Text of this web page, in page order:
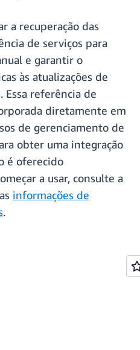
a recuperação das
de serviços para
e garantir o
às atualizações de
Essa referência de
diretamente em
de gerenciamento de
obter uma integração
é oferecido
a usar, consulte a
informações de
.